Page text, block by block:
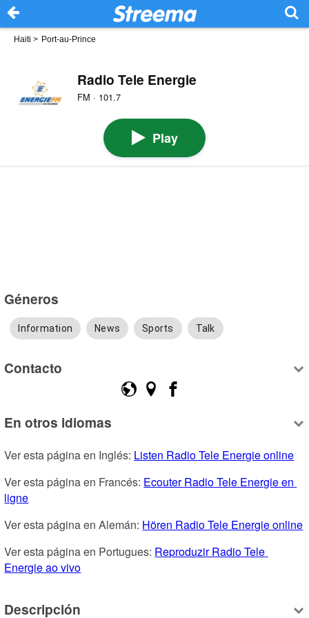
Haiti > Port-au-Prince
Radio Tele Energie
FM · 101.7
Play
Géneros
Information News Sports Talk
Contacto
En otros idiomas
Ver esta página en Inglés: Listen Radio Tele Energie online
Ver esta página en Francés: Ecouter Radio Tele Energie en
ligne
Ver esta página en Alemán: Hören Radio Tele Energie online
Ver esta página en Portugues: Reproduzir Radio Tele
Energie ao vivo
Descripción